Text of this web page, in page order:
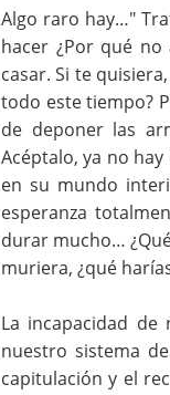
Algo raro hay…"
hacer ¿Por qué
casar. Si te
todo este tiempo?
de deponer las
Acéptalo, ya no
en su mundo
esperanza
durar mucho…
muriera, ¿qué
La incapacidad de
nuestro sistema
capitulación y el